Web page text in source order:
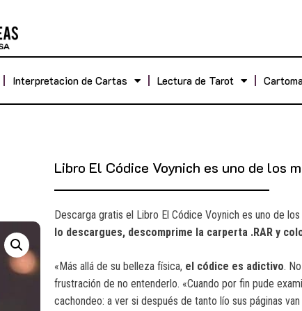
Interpretacion de Cartas Lectura de Tarot
Libro El Códice Voynich es uno de los
Descarga gratis el Libro El Códice Voynich es uno de
lo descargues, descomprime la carperta .RAR y
«Más allá de su belleza física, el códice es adictivo.
frustración de no entenderlo. «Cuando por fin pude
cachondeo: a ver si después de tanto lío sus páginas